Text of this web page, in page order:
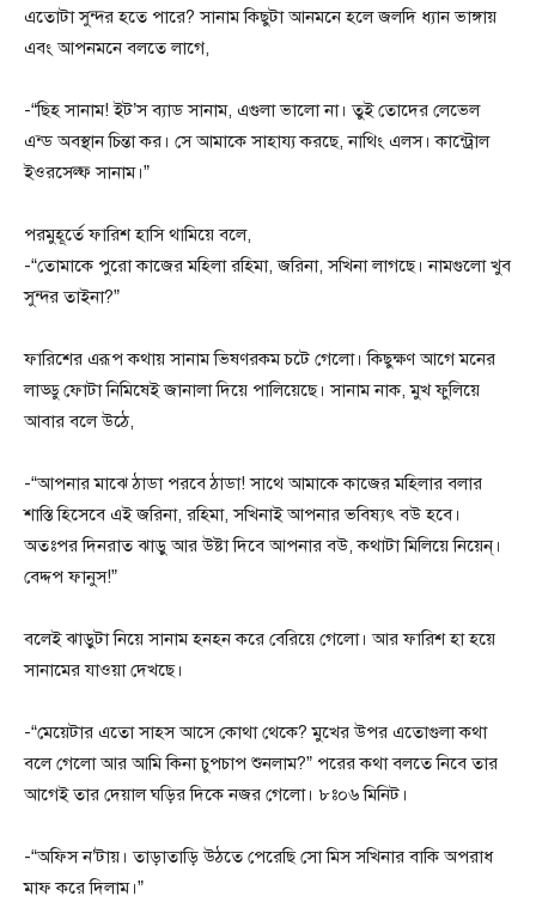
এতোটা সুন্দর হতে পারে? সানাম কিছুটা আনমনে হলে জলদি ধ্যান ভাঙ্গায়
এবং আপনমনে বলতে লাগে,
-“ছিহ সানাম! ইট’স ব্যাড সানাম, এগুলা ভালো না। তুই তোদের লেভেল
এন্ড অবস্থান চিন্তা কর। সে আমাকে সাহায্য করছে, নাথিং এলস। কান্ট্রোল
ইওরসেল্ফ সানাম।”
পরমুহূর্তে ফারিশ হাসি থামিয়ে বলে,
-“তোমাকে পুরো কাজের মহিলা রহিমা, জরিনা, সখিনা লাগছে। নামগুলো খুব
সুন্দর তাইনা?”
ফারিশের এরূপ কথায় সানাম ভিষণরকম চটে গেলো। কিছুক্ষণ আগে মনের
লাড্ডু ফোটা নিমিষেই জানালা দিয়ে পালিয়েছে। সানাম নাক, মুখ ফুলিয়ে
আবার বলে উঠে,
-“আপনার মাঝে ঠাডা পরবে ঠাডা! সাথে আমাকে কাজের মহিলার বলার
শাস্তি হিসেবে এই জরিনা, রহিমা, সখিনাই আপনার ভবিষ্যৎ বউ হবে।
অতঃপর দিনরাত ঝাড়ু আর উষ্টা দিবে আপনার বউ, কথাটা মিলিয়ে নিয়েন্।
বেদ্দপ ফানুস!”
বলেই ঝাড়ুটা নিয়ে সানাম হনহন করে বেরিয়ে গেলো। আর ফারিশ হা হয়ে
সানামের যাওয়া দেখছে।
-“মেয়েটার এতো সাহস আসে কোথা থেকে? মুখের উপর এতোগুলা কথা
বলে গেলো আর আমি কিনা চুপচাপ শুনলাম?” পরের কথা বলতে নিবে তার
আগেই তার দেয়াল ঘড়ির দিকে নজর গেলো। ৮ঃ০৬ মিনিট।
-“অফিস ন’টায়। তাড়াতাড়ি উঠতে পেরেছি সো মিস সখিনার বাকি অপরাধ
মাফ করে দিলাম।”